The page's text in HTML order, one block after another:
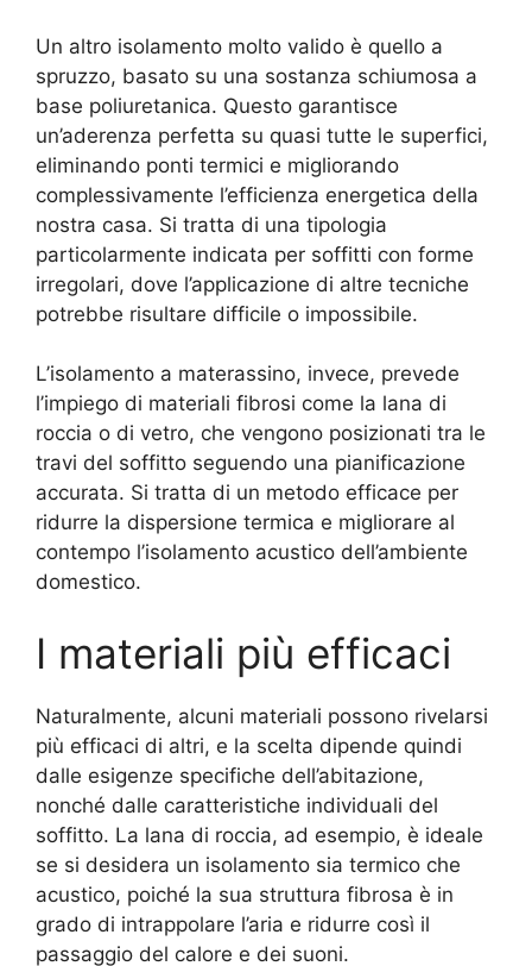
Un altro isolamento molto valido è quello a
spruzzo, basato su una sostanza schiumosa a
base poliuretanica. Questo garantisce
un’aderenza perfetta su quasi tutte le superfici,
eliminando ponti termici e migliorando
complessivamente l’efficienza energetica della
nostra casa. Si tratta di una tipologia
particolarmente indicata per soffitti con forme
irregolari, dove l’applicazione di altre tecniche
potrebbe risultare difficile o impossibile.
L’isolamento a materassino, invece, prevede
l’impiego di materiali fibrosi come la lana di
roccia o di vetro, che vengono posizionati tra le
travi del soffitto seguendo una pianificazione
accurata. Si tratta di un metodo efficace per
ridurre la dispersione termica e migliorare al
contempo l’isolamento acustico dell’ambiente
domestico.
I materiali più efficaci
Naturalmente, alcuni materiali possono rivelarsi
più efficaci di altri, e la scelta dipende quindi
dalle esigenze specifiche dell’abitazione,
nonché dalle caratteristiche individuali del
soffitto. La lana di roccia, ad esempio, è ideale
se si desidera un isolamento sia termico che
acustico, poiché la sua struttura fibrosa è in
grado di intrappolare l’aria e ridurre così il
passaggio del calore e dei suoni.